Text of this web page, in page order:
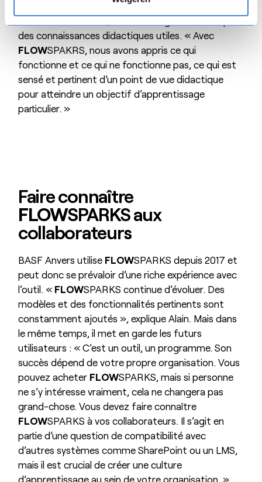
L’équipe de L&D a non seulement appris à travailler
avecFLOWSPARKS, mais elle a également acquis
des connaissances didactiques utiles. « Avec
FLOWSPAKRS, nous avons appris ce qui
fonctionne et ce qui ne fonctionne pas, ce qui est
sensé et pertinent d’un point de vue didactique
pour atteindre un objectif d’apprentissage
particulier. »
Faire connaître
FLOWSPARKS aux
collaborateurs
BASF Anvers utilise FLOWSPARKS depuis 2017 et
peut donc se prévaloir d’une riche expérience avec
l’outil. « FLOWSPARKS continue d’évoluer. Des
modèles et des fonctionnalités pertinents sont
constamment ajoutés », explique Alain. Mais dans
le même temps, il met en garde les futurs
utilisateurs : « C’est un outil, un programme. Son
succès dépend de votre propre organisation. Vous
pouvez acheter FLOWSPARKS, mais si personne
ne s’y intéresse vraiment, cela ne changera pas
grand-chose. Vous devez faire connaître
FLOWSPARKS à vos collaborateurs. Il s’agit en
partie d’une question de compatibilité avec
d’autres systèmes comme SharePoint ou un LMS,
mais il est crucial de créer une culture
d’apprentissage au sein de votre organisation. »